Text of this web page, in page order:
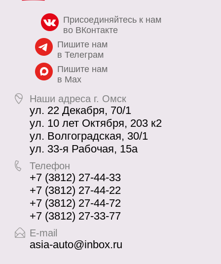
Наши адреса г. Омск
ул. 22 Декабря, 70/1
ул. 10 лет Октября, 203 к2
ул. Волгоградская, 30/1
ул. 33-я Рабочая, 15а
Телефон
+7 (3812) 27-44-33
+7 (3812) 27-44-22
+7 (3812) 27-44-72
+7 (3812) 27-33-77
E-mail
asia-auto@inbox.ru
Присоединяйтесь к нам
во ВКонтакте
Пишите нам
в Телеграм
Пишите нам
в Max